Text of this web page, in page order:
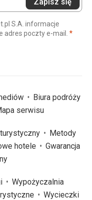
S.A. informacje
adres poczty e-mail. *
Biura podróży
serwisu
Metody
hotele
Gwarancja
Wypożyczalnia
Wycieczki